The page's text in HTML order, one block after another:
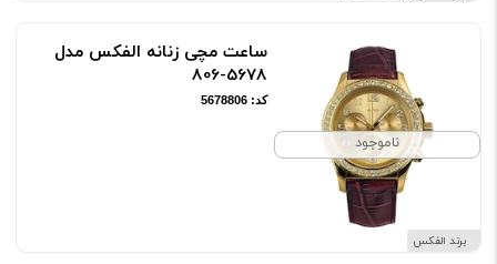
ناموجود
برند الفکس
ساعت مچی زنانه الفکس مدل
5678-806
کد: 5678806